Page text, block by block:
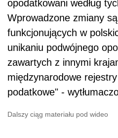
opodatkowani według
Wprowadzone zmiany
funkcjonujących w
unikaniu podwójnego
zawartych z innymi
międzynarodowe
podatkowe" -
Dalszy ciąg materiału pod wideo